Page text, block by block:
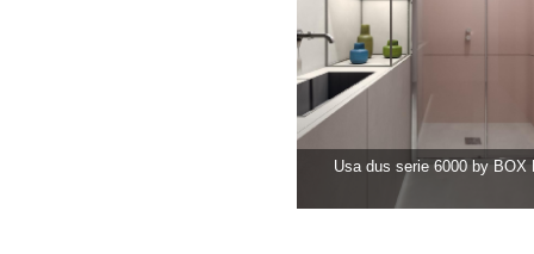
Usa dus serie 6000 by BOX